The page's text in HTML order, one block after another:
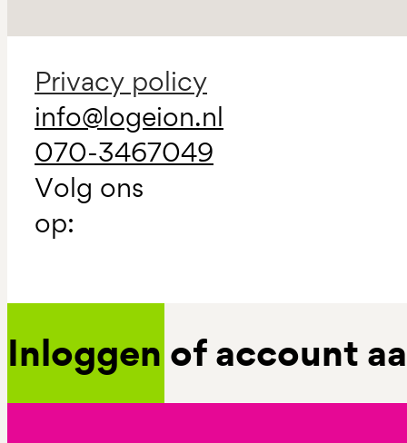
Privacy policy
info@logeion.nl
070-3467049
Volg ons
op:
Inloggen of account